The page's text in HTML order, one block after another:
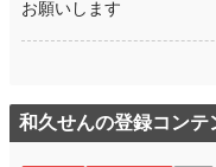
お願いします
和久せんの登録コンテ